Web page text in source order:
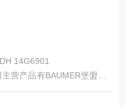
14G6901
营产品有BAUMER堡盟、B
BAUMER控制器、BAUMER